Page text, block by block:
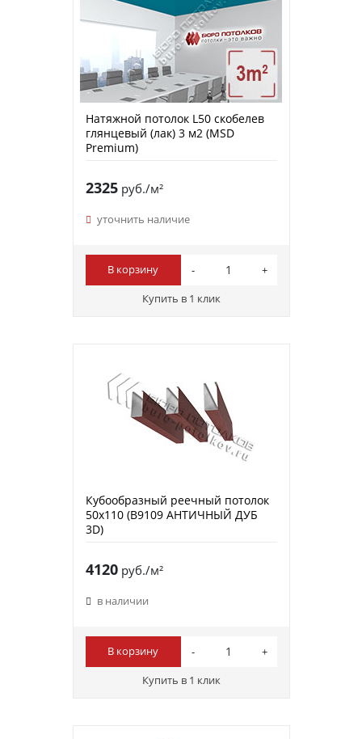
Натяжной потолок L50 скобелев
глянцевый (лак) 3 м2 (MSD
Premium)
2325руб./м²
уточнить наличие
В корзину
Купить в 1 клик
Кубообразный реечный потолок
50х110 (B9109 АНТИЧНЫЙ ДУБ
3D)
4120руб./м²
в наличии
В корзину
Купить в 1 клик